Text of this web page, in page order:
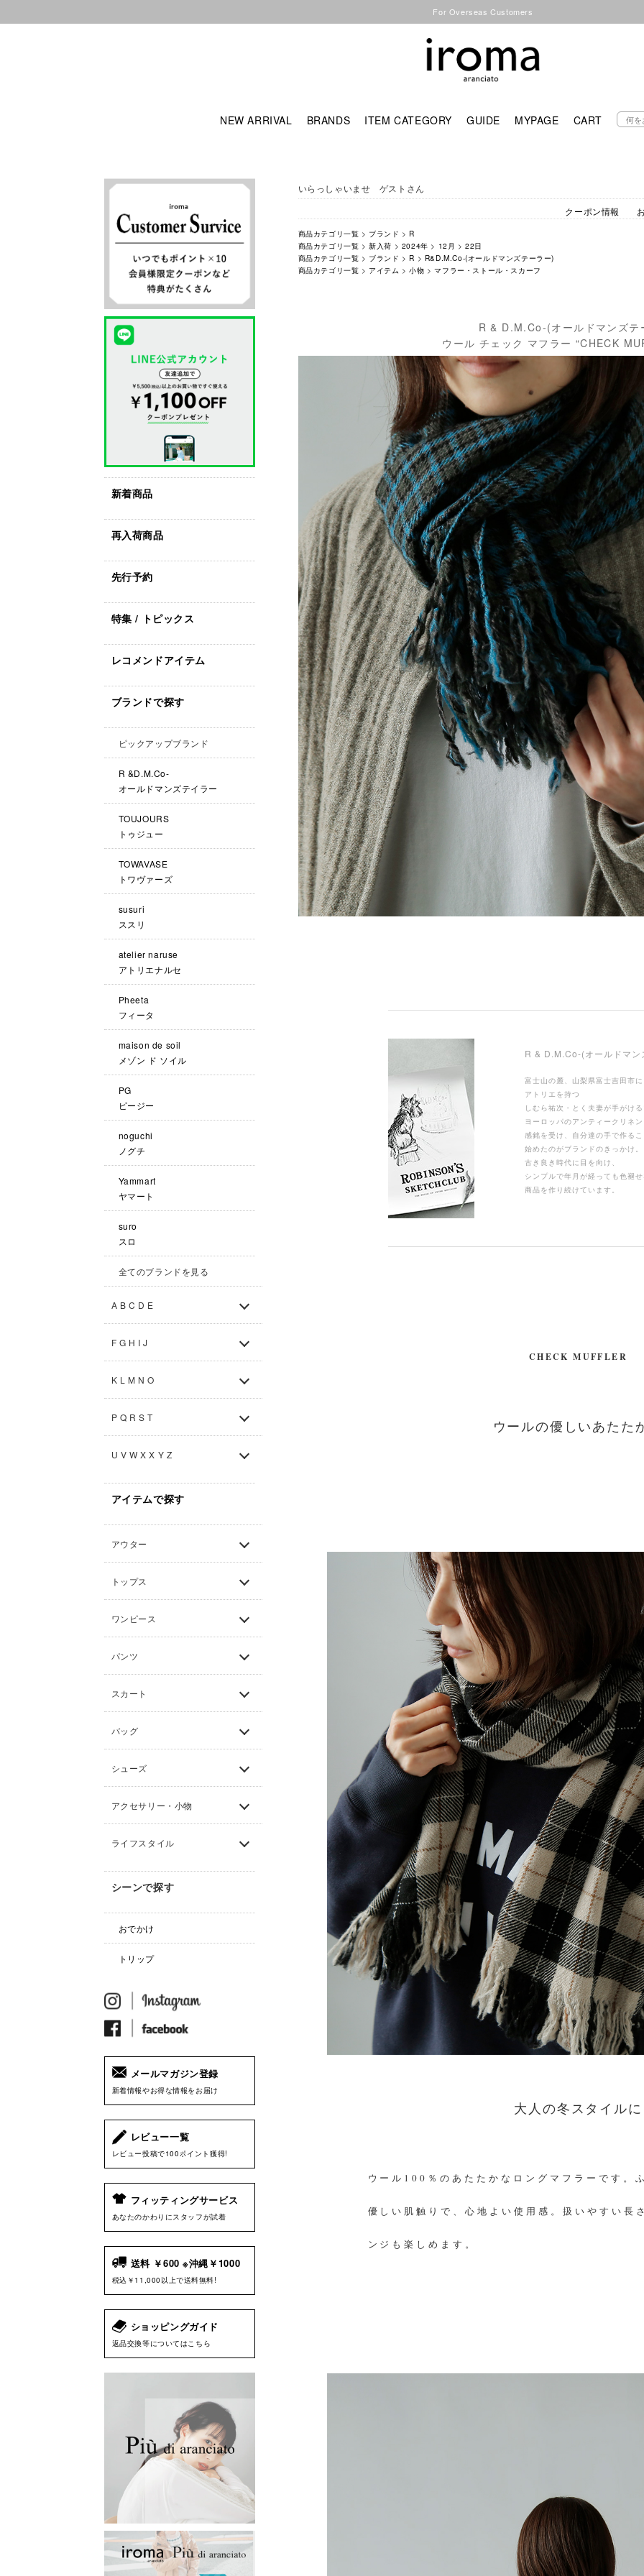
For Overseas Customers
NEW ARRIVAL BRANDS ITEM CATEGORY GUIDE MYPAGE CART
新着商品
再入荷商品
先行予約
特集 / トピックス
レコメンドアイテム
ブランドで探す
ピックアップブランド
R &D.M.Co-
オールドマンズテイラー
TOUJOURS
トゥジュー
TOWAVASE
トワヴァーズ
susuri
ススリ
atelier naruse
アトリエナルセ
Pheeta
フィータ
maison de soil
メゾン ド ソイル
PG
ピージー
noguchi
ノグチ
Yammart
ヤマート
suro
スロ
全てのブランドを見る
A B C D E
F G H I J
K L M N O
P Q R S T
U V W X X Y Z
アイテムで探す
アウター
トップス
ワンピース
パンツ
スカート
バッグ
シューズ
アクセサリー・小物
ライフスタイル
シーンで探す
おでかけ
トリップ
メールマガジン登録
新着情報やお得な情報をお届け
レビュー一覧
レビュー投稿で100ポイント獲得!
フィッティングサービス
あなたのかわりにスタッフが試着
送料 ￥600 ※沖縄￥1000
税込￥11,000以上で送料無料!
ショッピングガイド
返品交換等についてはこちら
いらっしゃいませ ゲストさん
クーポン情報
商品カテゴリ一覧 > ブランド > R
商品カテゴリ一覧 >新入荷 > 2024年 > 12月 >22日
商品カテゴリ一覧 > ブランド > R > R&D.M.Co-(オールドマンズテーラー)
商品カテゴリ一覧 > アイテム >小物 >マフラー・ストール・スカーフ
R & D.M.Co-(オールドマンズテ
ウール チェック マフラー “CHECK
R & D.M.Co-(オールドマン
富士山の麓、山梨県富士吉田市に
アトリエを持つ
しむら祐次・とく夫妻が手がけ
ヨーロッパのアンティークリネ
感銘を受け、自分達の手で作る
始めたのがブランドのきっかけ。
古き良き時代に目を向け、
シンプルで年月が経っても色褪
商品を作り続けています。
CHECK MUFFLER
ウールの優しいあたた
大人の冬スタイルに
ウール100％のあたたかなロングマフラーです。
優しい肌触りで、心地よい使用感。扱いやすい長
ンジも楽しめます。